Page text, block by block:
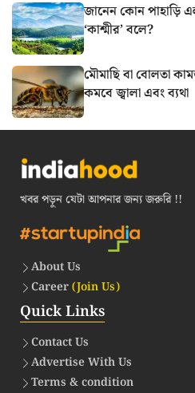
জানেন কোন পাহাড়ি
‘কাশ্মীর’ বলে?
মৌমাছি বা বোলতা
কমবে জ্বালা এবং ব্যথা
খবর পড়ুন যেটা আপনার জন্য জরুরি !!
About Us
Career(Join Us)
Quick Links
Contact Us
Advertise With Us
Terms & condition